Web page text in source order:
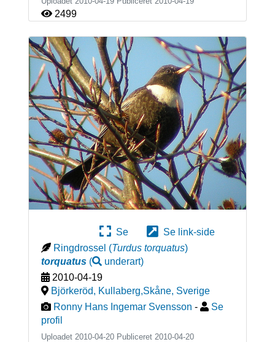
2499
Se
Se link-side
Ringdrossel (Turdus torquatus)
torquatus( underart)
2010-04-19
Björkeröd, Kullaberg,Skåne, Sverige
Ronny Hans Ingemar Svensson -
Se
profil
Uploadet 2010-04-20 Publiceret 2010-04-20